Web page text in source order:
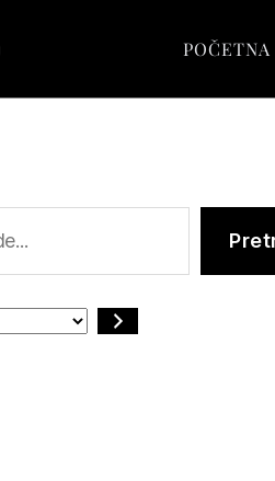
POČETNA